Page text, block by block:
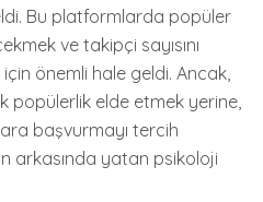
Bu platformlarda popüler
ve takipçi sayısını
önemli hale geldi. Ancak,
popülerlik elde etmek yerine,
başvurmayı tercih
arkasında yatan psikoloji